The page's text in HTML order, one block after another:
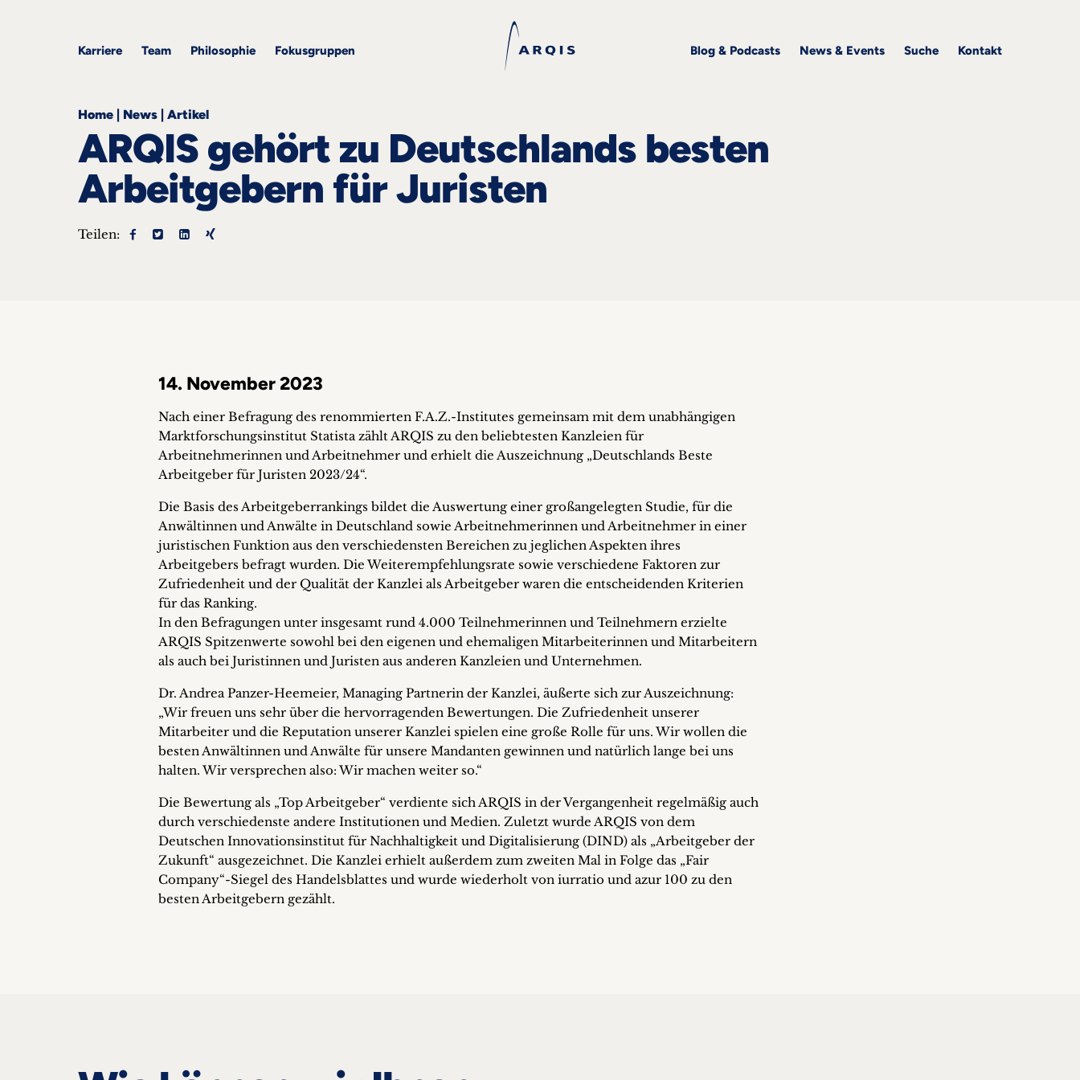
Karriere Team Philosophie Fokusgruppen Blog & Podcasts News & Events Suche Kontakt
Philosophie
Home | News | Artikel
ARQIS gehört zu Deutschlands besten
Arbeitgebern für Juristen
Teilen:
14. November 2023
Nach einer Befragung des renommierten F.A.Z.-Institutes gemeinsam mit dem unabhängigen
Marktforschungsinstitut Statista zählt ARQIS zu den beliebtesten Kanzleien für
Arbeitnehmerinnen und Arbeitnehmer und erhielt die Auszeichnung „Deutschlands Beste
Arbeitgeber für Juristen 2023/24“.
Die Basis des Arbeitgeberrankings bildet die Auswertung einer großangelegten Studie, für die
Anwältinnen und Anwälte in Deutschland sowie Arbeitnehmerinnen und Arbeitnehmer in einer
juristischen Funktion aus den verschiedensten Bereichen zu jeglichen Aspekten ihres
Arbeitgebers befragt wurden. Die Weiterempfehlungsrate sowie verschiedene Faktoren zur
Zufriedenheit und der Qualität der Kanzlei als Arbeitgeber waren die entscheidenden Kriterien
für das Ranking.
In den Befragungen unter insgesamt rund 4.000 Teilnehmerinnen und Teilnehmern erzielte
ARQIS Spitzenwerte sowohl bei den eigenen und ehemaligen Mitarbeiterinnen und Mitarbeitern
als auch bei Juristinnen und Juristen aus anderen Kanzleien und Unternehmen.
Dr. Andrea Panzer-Heemeier, Managing Partnerin der Kanzlei, äußerte sich zur Auszeichnung:
„Wir freuen uns sehr über die hervorragenden Bewertungen. Die Zufriedenheit unserer
Mitarbeiter und die Reputation unserer Kanzlei spielen eine große Rolle für uns. Wir wollen die
besten Anwältinnen und Anwälte für unsere Mandanten gewinnen und natürlich lange bei uns
halten. Wir versprechen also: Wir machen weiter so.“
Die Bewertung als „Top Arbeitgeber“ verdiente sich ARQIS in der Vergangenheit regelmäßig auch
durch verschiedenste andere Institutionen und Medien. Zuletzt wurde ARQIS von dem
Deutschen Innovationsinstitut für Nachhaltigkeit und Digitalisierung (DIND) als „Arbeitgeber der
Zukunft“ ausgezeichnet. Die Kanzlei erhielt außerdem zum zweiten Mal in Folge das „Fair
Company“-Siegel des Handelsblattes und wurde wiederholt von iurratio und azur 100 zu den
besten Arbeitgebern gezählt.